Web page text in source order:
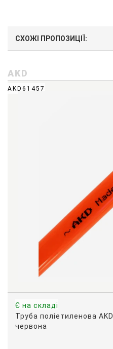
СХОЖІ ПРОПОЗИЦІЇ:
AKD
AKD61457
Є на складі
Труба поліетиленова
червона